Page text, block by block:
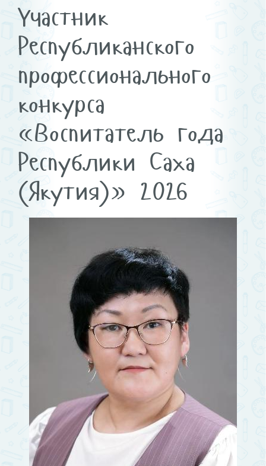
Участник
Республиканского
профессионального
конкурса
«Воспитатель года
Республики Саха
(Якутия)» 2026